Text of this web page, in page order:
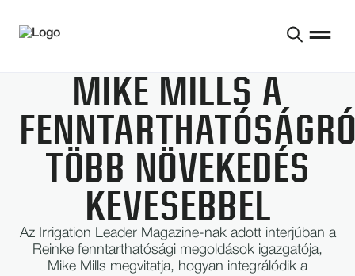
MIKE MILLS A
TÖBB NÖVEKEDÉS
KEVESEBBEL
Az Irrigation Leader Magazine-nak adott interjúban a
Reinke fenntarthatósági megoldások igazgatója,
Mike Mills megvitatja, hogyan integrálódik a